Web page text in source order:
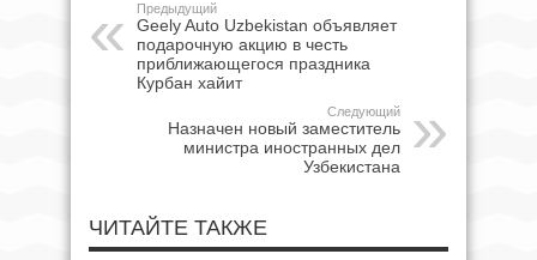
Предыдущий
Geely Auto Uzbekistan объявляет
подарочную акцию в честь
приближающегося праздника
Курбан хайит
Следующий
Назначен новый заместитель
министра иностранных дел
Узбекистана
ЧИТАЙТЕ ТАКЖЕ